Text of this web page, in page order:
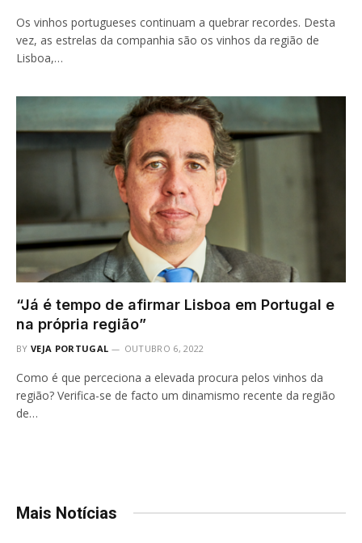
Os vinhos portugueses continuam a quebrar recordes. Desta
vez, as estrelas da companhia são os vinhos da região de
Lisboa,…
“Já é tempo de afirmar Lisboa em Portugal e
na própria região”
BY VEJA PORTUGAL OUTUBRO 6, 2022
Como é que perceciona a elevada procura pelos vinhos da
região? Verifica-se de facto um dinamismo recente da região
de…
Mais Notícias